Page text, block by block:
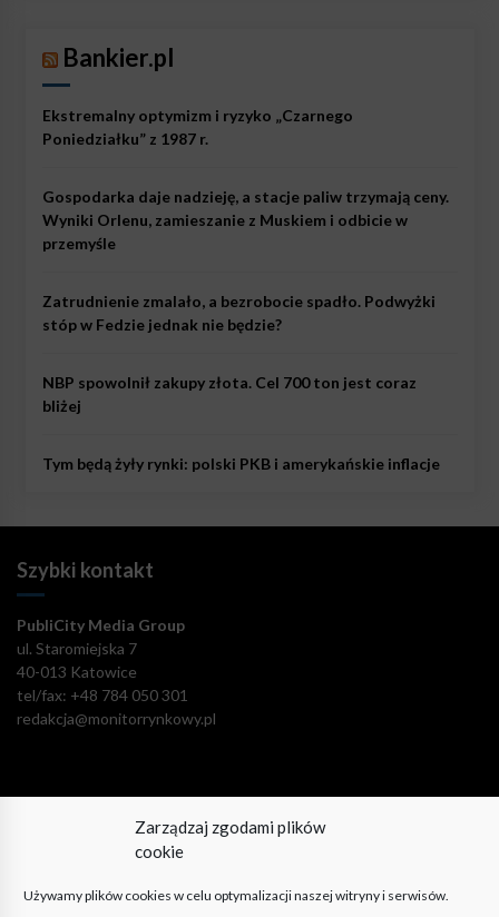
Zarządzaj zgodami plików
cookie
Używamy plików cookies w celu optymalizacji naszej witryny i serwisów.
Bankier.pl
Ekstremalny optymizm i ryzyko „Czarnego
Poniedziałku” z 1987 r.
Gospodarka daje nadzieję, a stacje paliw trzymają ceny.
Wyniki Orlenu, zamieszanie z Muskiem i odbicie w
przemyśle
Zatrudnienie zmalało, a bezrobocie spadło. Podwyżki
stóp w Fedzie jednak nie będzie?
NBP spowolnił zakupy złota. Cel 700 ton jest coraz
bliżej
Tym będą żyły rynki: polski PKB i amerykańskie inflacje
Szybki kontakt
PubliCity Media Group
ul. Staromiejska 7
40-013 Katowice
tel/fax: +48 784 050 301
redakcja@monitorrynkowy.pl
Pozostańmy w kontakcie!